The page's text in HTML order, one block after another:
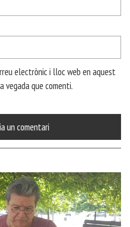
electrònic i lloc web en aquest
vegada que comenti.